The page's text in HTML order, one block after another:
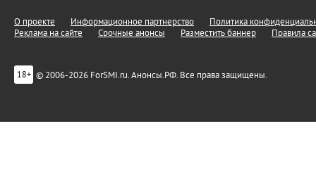
О проекте Информационное партнерство
Политика
Реклама на сайте
Срочные анонсы Разместить баннер Правила
18+ © 2006-2026 ForSMI.ru. Анонсы.РФ. Все права защищены.